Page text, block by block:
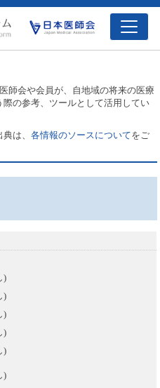
師会や会員が、自地域の将来の医療
の参考、ツールとして活用してい
典は、各情報のソースについてをご
)
)
)
)
)
)